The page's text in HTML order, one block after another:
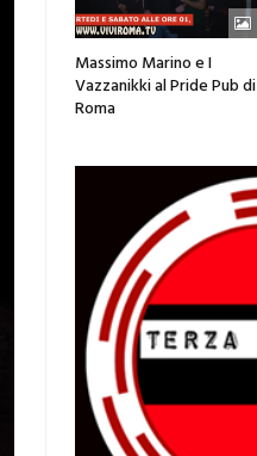
Massimo Marino e I
Vazzanikki al Pride Pub di
Roma